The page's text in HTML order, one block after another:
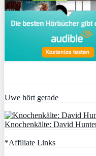
Uwe hört gerade
Knochenkälte: David
*Affiliate Links